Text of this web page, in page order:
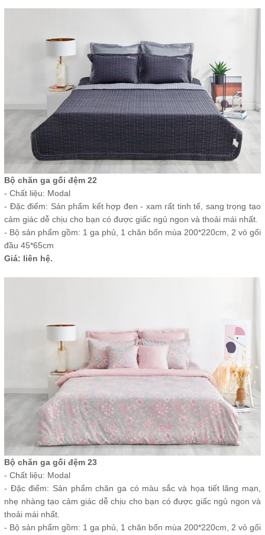
Bộ chăn ga gối đệm 22
- Chất liệu: Modal
- Đặc điểm: Sản phẩm kết hợp đen - xam rất tinh tế, sang trọng tạo
cảm giác dễ chịu cho bạn có được giấc ngủ ngon và thoải mái nhất.
- Bộ sản phẩm gồm: 1 ga phủ, 1 chăn bốn mùa 200*220cm, 2 vỏ gối
đầu 45*65cm
Giá: liên hệ.
Bộ chăn ga gối đệm 23
- Chất liệu: Modal
- Đặc điểm: Sản phẩm chăn ga có màu sắc và họa tiết lãng mạn,
nhẹ nhàng tạo cảm giác dễ chịu cho bạn có được giấc ngủ ngon và
thoải mái nhất.
- Bộ sản phẩm gồm: 1 ga phủ, 1 chăn bốn mùa 200*220cm, 2 vỏ gối